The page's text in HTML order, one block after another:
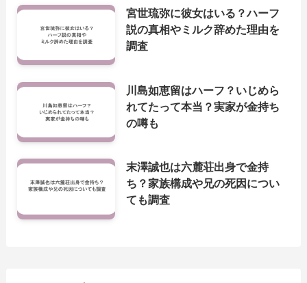
宮世琉弥に彼女はいる？ハーフ
説の真相やミルク辞めた理由を
調査
川島如恵留はハーフ？いじめら
れてたって本当？実家が金持ち
の噂も
末澤誠也は六麓荘出身で金持
ち？家族構成や兄の死因につい
ても調査